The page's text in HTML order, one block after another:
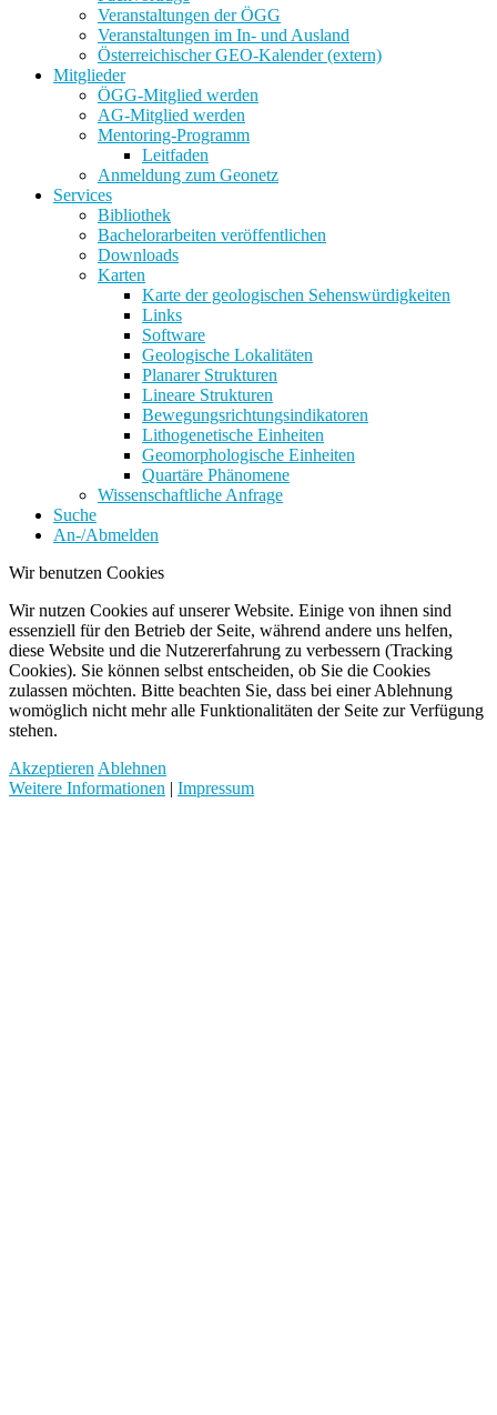
Veranstaltungen der ÖGG
Veranstaltungen im In- und Ausland
Österreichischer GEO-Kalender (extern)
Mitglieder
ÖGG-Mitglied werden
AG-Mitglied werden
Mentoring-Programm
Leitfaden
Anmeldung zum Geonetz
Services
Bibliothek
Bachelorarbeiten veröffentlichen
Downloads
Karten
Karte der geologischen Sehenswürdigkeiten
Links
Software
Geologische Lokalitäten
Planarer Strukturen
Lineare Strukturen
Bewegungsrichtungsindikatoren
Lithogenetische Einheiten
Geomorphologische Einheiten
Quartäre Phänomene
Wissenschaftliche Anfrage
Suche
An-/Abmelden
Wir benutzen Cookies
Wir nutzen Cookies auf unserer Website. Einige von ihnen sind
essenziell für den Betrieb der Seite, während andere uns helfen,
diese Website und die Nutzererfahrung zu verbessern (Tracking
Cookies). Sie können selbst entscheiden, ob Sie die Cookies
zulassen möchten. Bitte beachten Sie, dass bei einer Ablehnung
womöglich nicht mehr alle Funktionalitäten der Seite zur Verfügung
stehen.
Akzeptieren Ablehnen
Weitere Informationen | Impressum